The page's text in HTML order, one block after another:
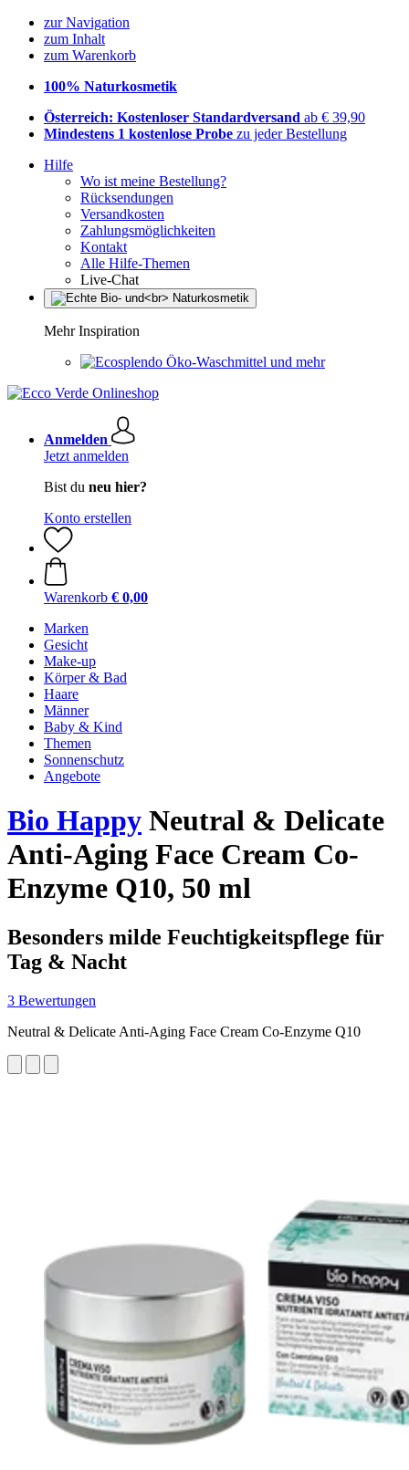
zur Navigation
zum Inhalt
zum Warenkorb
100% Naturkosmetik
Österreich: Kostenloser Standardversand ab € 39,90
Mindestens 1 kostenlose Probe zu jeder Bestellung
Hilfe
Wo ist meine Bestellung?
Rücksendungen
Versandkosten
Zahlungsmöglichkeiten
Kontakt
Alle Hilfe-Themen
Live-Chat
Mehr Inspiration
Öko-Waschmittel und mehr
Anmelden
Jetzt anmelden
Bist du neu hier?
Konto erstellen
Warenkorb € 0,00
Marken
Gesicht
Make-up
Körper & Bad
Haare
Männer
Baby & Kind
Themen
Sonnenschutz
Angebote
Bio Happy Neutral & Delicate
Anti-Aging Face Cream Co-
Enzyme Q10, 50 ml
Besonders milde Feuchtigkeitspflege für
Tag & Nacht
3 Bewertungen
Neutral & Delicate Anti-Aging Face Cream Co-Enzyme Q10